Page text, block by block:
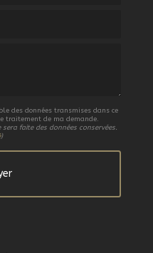
des données transmises dans ce
de ma demande.
faite des données conservées.
)